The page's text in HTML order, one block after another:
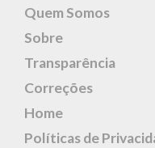
Quem Somos
Sobre
Transparência
Correções
Home
Políticas de